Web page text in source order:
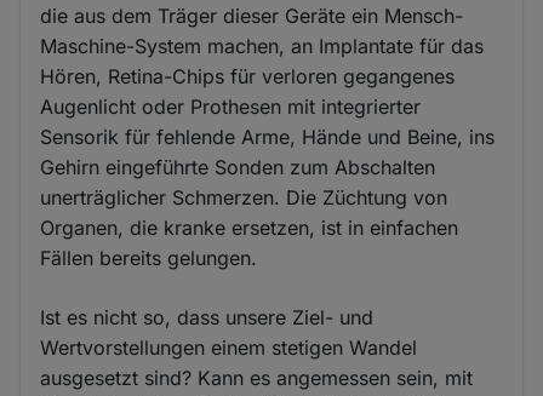
die aus dem Träger dieser Geräte ein Mensch-
Maschine-System machen, an Implantate für das
Hören, Retina-Chips für verloren gegangenes
Augenlicht oder Prothesen mit integrierter
Sensorik für fehlende Arme, Hände und Beine, ins
Gehirn eingeführte Sonden zum Abschalten
unerträglicher Schmerzen. Die Züchtung von
Organen, die kranke ersetzen, ist in einfachen
Fällen bereits gelungen.
Ist es nicht so, dass unsere Ziel- und
Wertvorstellungen einem stetigen Wandel
ausgesetzt sind? Kann es angemessen sein, mit